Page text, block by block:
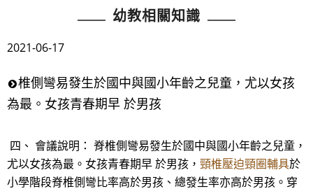
幼教相關知識
2021-06-17
椎側彎易發生於國中與國小年齡之兒童，尤以女孩
為最。女孩青春期早 於男孩
四、 會議說明： 脊椎側彎易發生於國中與國小年齡之兒童，
尤以女孩為最。女孩青春期早 於男孩， 頸椎壓迫頸圈輔具於
小學階段脊椎側彎比率高於男孩、總發生率亦高於男孩。穿